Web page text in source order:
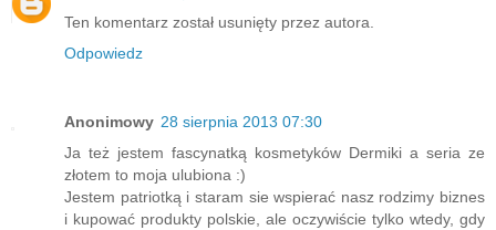
Ten komentarz został usunięty przez autora.
Odpowiedz
Anonimowy 28 sierpnia 2013 07:30
Ja też jestem fascynatką kosmetyków Dermiki a seria ze
złotem to moja ulubiona :)
Jestem patriotką i staram sie wspierać nasz rodzimy biznes
i kupować produkty polskie, ale oczywiście tylko wtedy, gdy